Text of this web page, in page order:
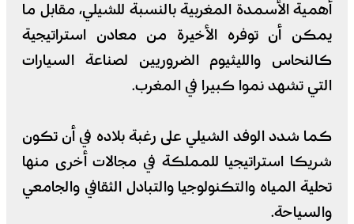
أهمية الأسمدة المغربية بالنسبة للشيلي، مقابل ما
يمكن أن توفره الأخيرة من معادن استراتيجية
كالنحاس والليثيوم الضروريين لصناعة السيارات
التي تشهد نموا كبيرا في المغرب.
كما شدد الوفد الشيلي على رغبة بلاده في أن تكون
شريكا استراتيجيا للمملكة في مجالات أخرى منها
تحلية المياه والتكنولوجيا والتبادل الثقافي والجامعي
والسياحة.